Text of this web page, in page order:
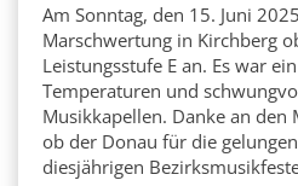
Am Sonntag, den 15. Juni
Marschwertung in Kirchberg
Leistungsstufe E an. Es war
Temperaturen und
Musikkapellen. Danke an den
ob der Donau für die
diesjährigen